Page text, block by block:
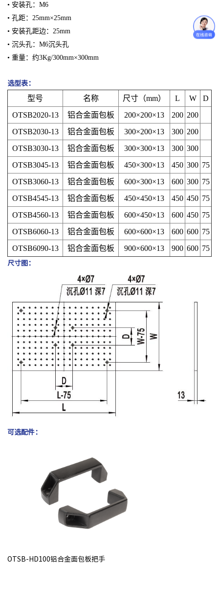
• 安装孔：M6
• 孔距：25mm×25mm
• 安装孔距边：25mm
• 沉头孔：M6沉头孔
• 重量：约3Kg/300mm×300mm
选型表：
型号 名称 尺寸（mm） L W
D
OTSB2020-13
铝合金面包板 200×200×13 200 200
OTSB2030-13
铝合金面包板 300×200×13 300 200
OTSB3030-13
铝合金面包板 300×300×13 300 300
OTSB3045-13
铝合金面包板 450×300×13 450 300 75
OTSB3060-13
铝合金面包板 600×300×13 600 300 75
OTSB4545-13
铝合金面包板 450×450×13 450 450 75
OTSB4560-13
铝合金面包板 600×450×13 600 450 75
OTSB6060-13
铝合金面包板 600×600×13 600 600 75
OTSB6090-13
铝合金面包板 900×600×13 900 600 75
尺寸图：
可选配件：
OTSB-HD100铝合金面包板把手